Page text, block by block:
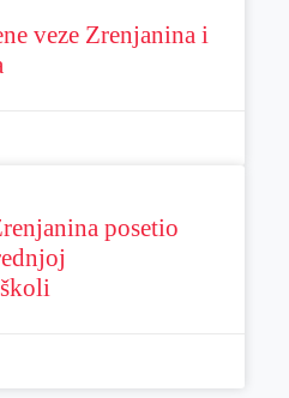
veze Zrenjanina i
posetio